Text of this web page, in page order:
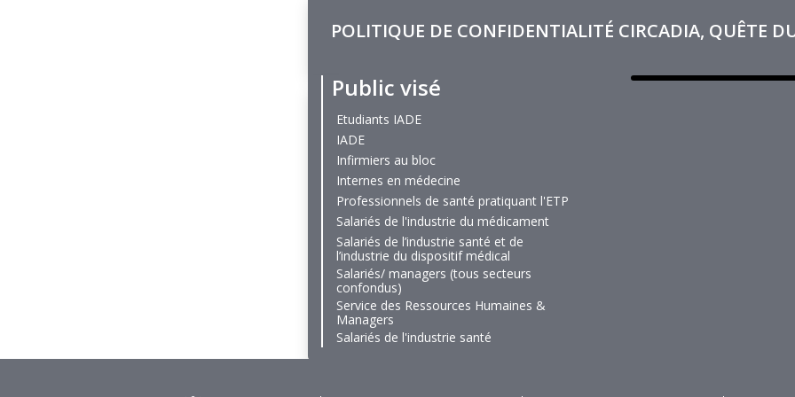
POLITIQUE DE CONFIDENTIALITÉ CIRCADIA, QUÊTE
Public visé
Etudiants IADE
IADE
Infirmiers au bloc
Internes en médecine
Professionnels de santé pratiquant l'ETP
Salariés de l'industrie du médicament
Salariés de l’industrie santé et de
l’industrie du dispositif médical
Salariés/ managers (tous secteurs
confondus)
Service des Ressources Humaines &
Managers
Salariés de l'industrie santé